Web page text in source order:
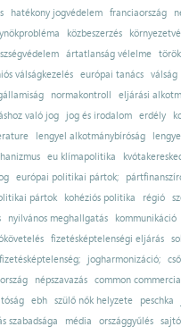
hatékony jogvédelem franciaország
közbeszerzés
ártatlanság vélelme
válságkezelés európai tanács válság
normakontroll
eljárási
való jog jog és irodalom erdély
lengyel alkotmánybíróság
eu klímapolitika
európai politikai pártok;
pártok kohéziós politika régió
nyilvános meghallgatás
kommunikáció
fizetésképtelenségi eljárás
fizetésképtelenség; jogharmonizáció;
népszavazás common
ebh szülő nők helyzete
peschka
szabadsága média országgyűlés